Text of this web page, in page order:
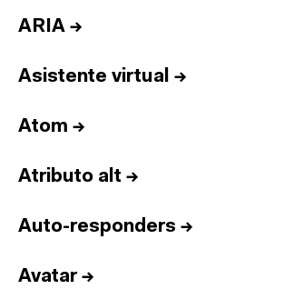
ARIA →
Asistente virtual →
Atom →
Atributo alt →
Auto-responders →
Avatar→